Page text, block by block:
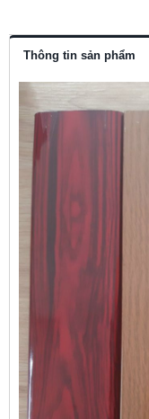
Thông tin sản phẩm